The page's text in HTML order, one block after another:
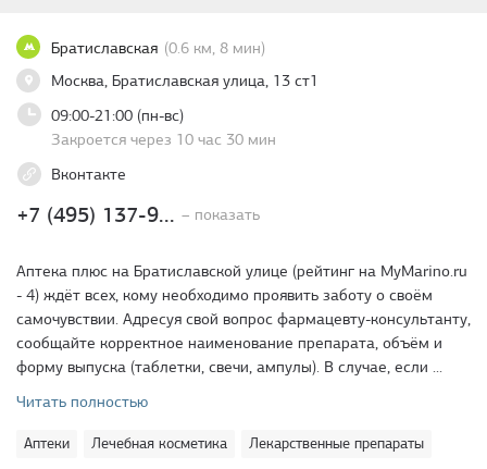
Братиславская (0.6 км, 8 мин)
Москва, Братиславская улица, 13 ст1
09:00-21:00 (пн-вс)
Закроется через 10 час 30 мин
Вконтакте
+7 (495) 137-9... – показать
Аптека плюс на Братиславской улице (рейтинг на MyMarino.ru
- 4) ждёт всех, кому необходимо проявить заботу о своём
самочувствии. Адресуя свой вопрос фармацевту-консультанту,
сообщайте корректное наименование препарата, объём и
форму выпуска (таблетки, свечи, ампулы). В случае, если ...
Читать полностью
Аптеки Лечебная косметика Лекарственные препараты